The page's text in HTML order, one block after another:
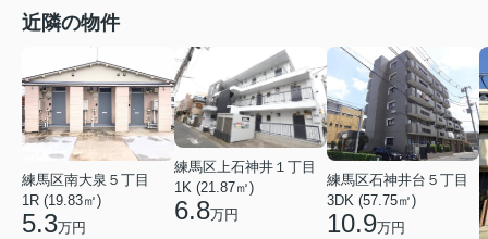
近隣の物件
練馬区南大泉５丁目
1R (19.83㎡)
5.3万円
練馬区上石神井１丁目
1K (21.87㎡)
6.8万円
練馬区石神井台５丁目
3DK (57.75㎡)
10.9万円